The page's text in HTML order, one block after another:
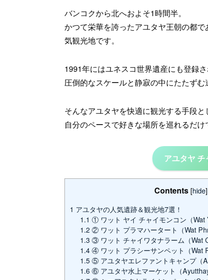
バンコクから北へおよそ1時間半。
かつて栄華を誇ったアユタヤ王朝の都
気観光地です。
1991年にはユネスコ世界遺産にも登録
圧倒的なスケールと静寂の中にたたずむ
そんなアユタヤを快適に観光する手段と
自分のペースで好きな場所を巡れるだ
アユタヤ
Contents [hide]
1 アユタヤの人気遺跡＆観光地7選！
1.1 ① ワット ヤイ チャイモンコン（Wat
1.2 ② ワット プラマハータート（Wat
1.3 ③ ワット チャイワタナラーム（Wat
1.4 ④ ワット プラシーサンペット（Wat
1.5 ⑤ アユタヤエレファントキャンプ（
1.6 ⑥ アユタヤ水上マーケット（